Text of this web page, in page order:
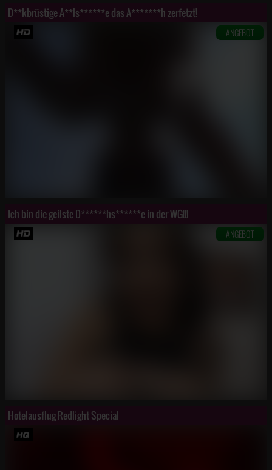
D**kbrüstige A**ls******e das A*******h zerfetzt!
ANGEBOT
Ich bin die geilste D******hs******e in der WG!!!
ANGEBOT
Hotelausflug Redlight Special